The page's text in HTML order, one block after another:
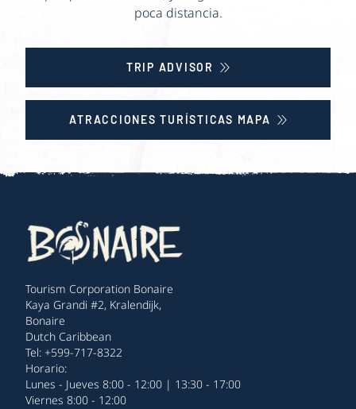
poca distancia.
TRIP ADVISOR
ATRACCIONES TURÍSTICAS MAPA
Tourism Corporation Bonaire
Kaya Grandi #2, Kralendijk,
Bonaire
Dutch Caribbean
Tel: +599-717-8322
Horario:
Lunes - Jueves 8:00 - 12:00 | 13:30 - 17:00
Viernes 8:00 - 12:00